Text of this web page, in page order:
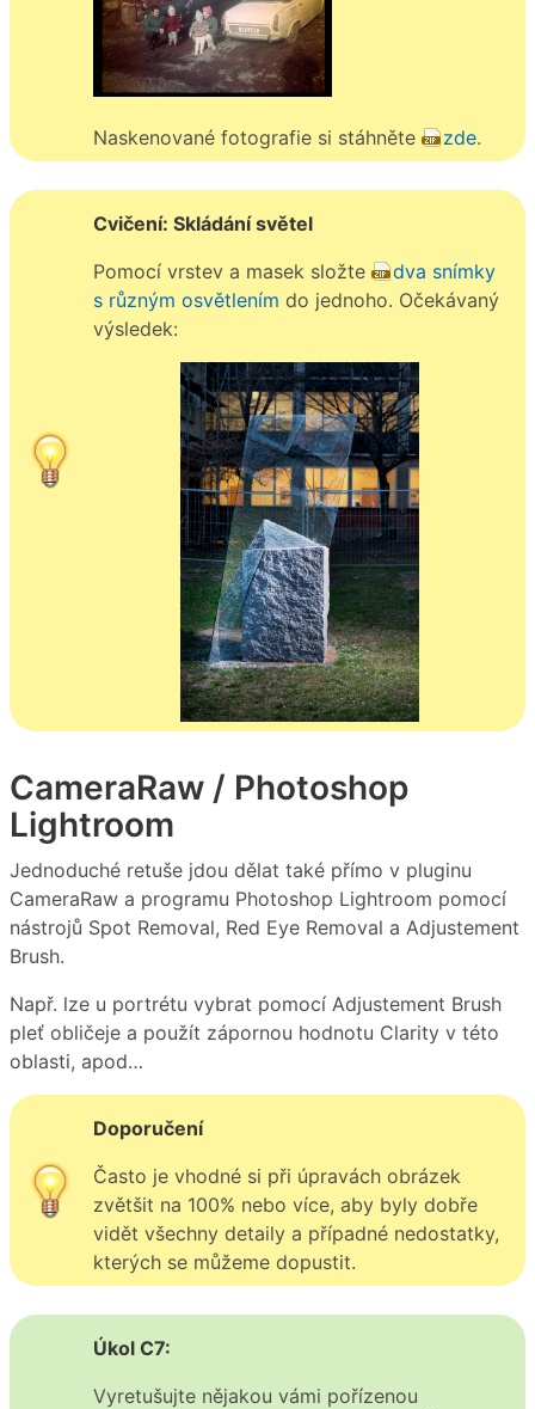
Naskenované fotografie si stáhněte zde.
Cvičení: Skládání světel
Pomocí vrstev a masek složte
dva snímky
s různým osvětlením do jednoho. Očekávaný
výsledek:
CameraRaw / Photoshop
Lightroom
Jednoduché retuše jdou dělat také přímo v pluginu
CameraRaw a programu Photoshop Lightroom pomocí
nástrojů Spot Removal, Red Eye Removal a Adjustement
Brush.
Např. lze u portrétu vybrat pomocí Adjustement Brush
pleť obličeje a použít zápornou hodnotu Clarity v této
oblasti, apod…
Doporučení
Často je vhodné si při úpravách obrázek
zvětšit na 100% nebo více, aby byly dobře
vidět všechny detaily a případné nedostatky,
kterých se můžeme dopustit.
Úkol C7:
Vyretušujte nějakou vámi pořízenou